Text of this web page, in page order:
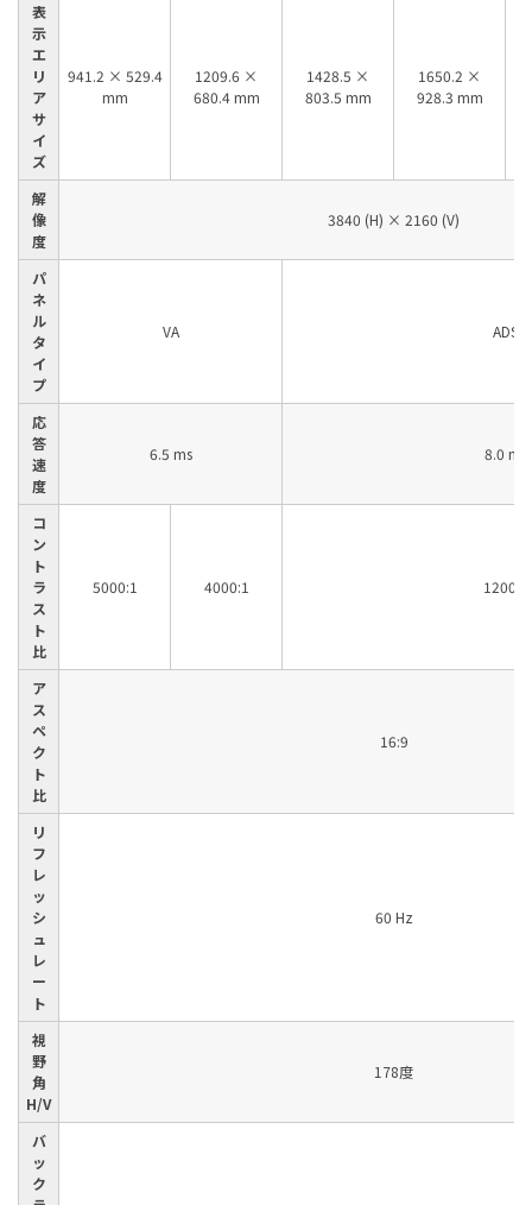
表
示
エ
リ
ア
サ
イ
ズ
941.2 × 529.4
mm
1209.6 ×
680.4 mm
1428.5 ×
803.5 mm
1650.2 ×
928.3 mm
解
像
度
3840 (H) × 2160 (V)
パ
ネ
ル
タ
イ
プ
VA ADS
応
答
速
度
6.5 ms 8.0 ms
コ
ン
ト
ラ
ス
ト
比
5000:1 4000:1 1200:1
ア
ス
ペ
ク
ト
比
16:9
リ
フ
レ
ッ
シ
ュ
レ
ー
ト
60 Hz
視
野
角
H/V
178度
バ
ッ
ク